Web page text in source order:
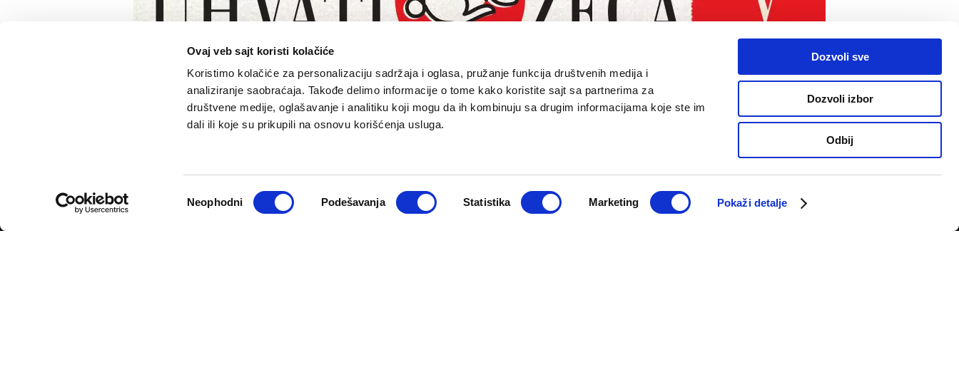
Ovaj veb sajt koristi kolačiće
Koristimo kolačiće za personalizaciju sadržaja i oglasa, pružanje funkcija društvenih medija i
analiziranje saobraćaja. Takođe delimo informacije o tome kako koristite sajt sa partnerima za
društvene medije, oglašavanje i analitiku koji mogu da ih kombinuju sa drugim informacijama koje ste im
dali ili koje su prikupili na osnovu korišćenja usluga.
сагласности
Neophodni Podešavanja Statistika Marketing Pokaži detalje
Dozvoli sve
Dozvoli izbor
Odbij
Sport
Psihologija
Pantelićev Georeport
Faktor 50+
Rosić i drugovi
Impresum
Marketing
Kontakt
Pretplati se
Pokloni prijatelju
Newsletter